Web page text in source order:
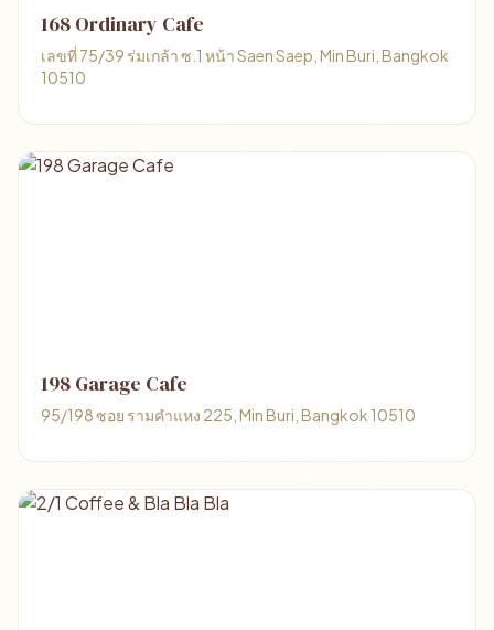
168 Ordinary Cafe
เลขที่ 75/39​ ร่มเกล้า​ ซ.1 หน้า Saen Saep, Min Buri, Bangkok
10510
198 Garage Cafe
95/198 ซอย รามคำแหง 225, Min Buri, Bangkok 10510